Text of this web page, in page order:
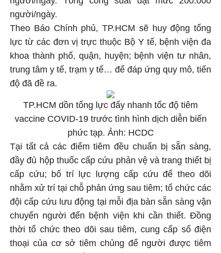
người/ngày. Tổng công suất đạt mức 200.000
người/ngày.
Theo Báo Chính phủ, TP.HCM sẽ huy động tổng
lực từ các đơn vị trực thuộc Bộ Y tế, bệnh viện đa
khoa thành phố, quận, huyện; bệnh viện tư nhân,
trung tâm y tế, trạm y tế… để đáp ứng quy mô, tiến
độ đã đề ra.
TP.HCM dồn tổng lực đẩy nhanh tốc độ tiêm
vaccine COVID-19 trước tình hình dịch diễn biến
phức tạp. Ảnh: HCDC
Tại tất cả các điểm tiêm đều chuẩn bị sẵn sàng,
đầy đủ hộp thuốc cấp cứu phản vệ và trang thiết bị
cấp cứu; bố trí lực lượng cấp cứu để theo dõi
nhằm xử trí tại chỗ phản ứng sau tiêm; tổ chức các
đội cấp cứu lưu động tại mỗi địa bàn sẵn sàng vận
chuyển người đến bệnh viện khi cần thiết. Đồng
thời tổ chức theo dõi sau tiêm, cung cấp số điện
thoại của cơ sở tiêm chủng để người được tiêm